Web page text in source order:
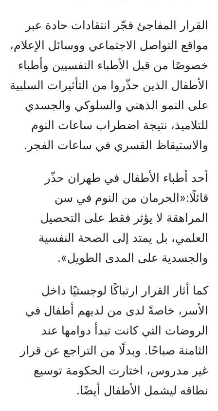
القرار المفاجئ فجّر انتقادات حادة عبر
مواقع التواصل الاجتماعي ووسائل الإعلام،
خصوصًا من قبل الأطباء النفسيين وأطباء
الأطفال الذين حذّروا من التأثيرات السلبية
على النمو الذهني والسلوكي والجسدي
للتلاميذ، نتيجة اضطراب ساعات النوم
والاستيقاظ القسري في ساعات الفجر.
أحد أطباء الأطفال في طهران حذّر
قائلًا:«الحرمان من النوم في سن
المراهقة لا يؤثر فقط على التحصيل
العلمي، بل يمتد إلى الصحة النفسية
والجسدية على المدى الطويل».
كما أثار القرار ارتباكًا لوجستيًا داخل
الأسر، خاصةً لدى من لديهم أطفال في
الروضات التي كانت تبدأ دوامها عند
الثامنة صباحًا. وبدلًا من التراجع عن قرار
غير مدروس، اختارت الحكومة توسيع
نطاقه ليشمل الأطفال أيضًا.